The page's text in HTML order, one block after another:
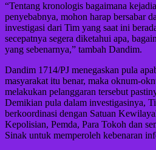
“Tentang kronologis bagaimana
penyebabnya, mohon harap bersabar
investigasi dari Tim yang saat ini
secepatnya segera diketahui apa,
yang sebenarnya,” tambah Dandim.
Dandim 1714/PJ menegaskan pula
masyarakat itu benar, maka oknum-
melakukan pelanggaran tersebut
Demikian pula dalam investigasinya,
berkoordinasi dengan Satuan
Kepolisian, Pemda, Para Tokoh dan
Sinak untuk memperoleh kebenaran